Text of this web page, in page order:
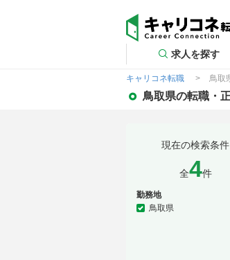
求人を探す
キャリコネ転職 鳥取
鳥取県の転職・
現在の検索条件
全4件
勤務地
鳥取県